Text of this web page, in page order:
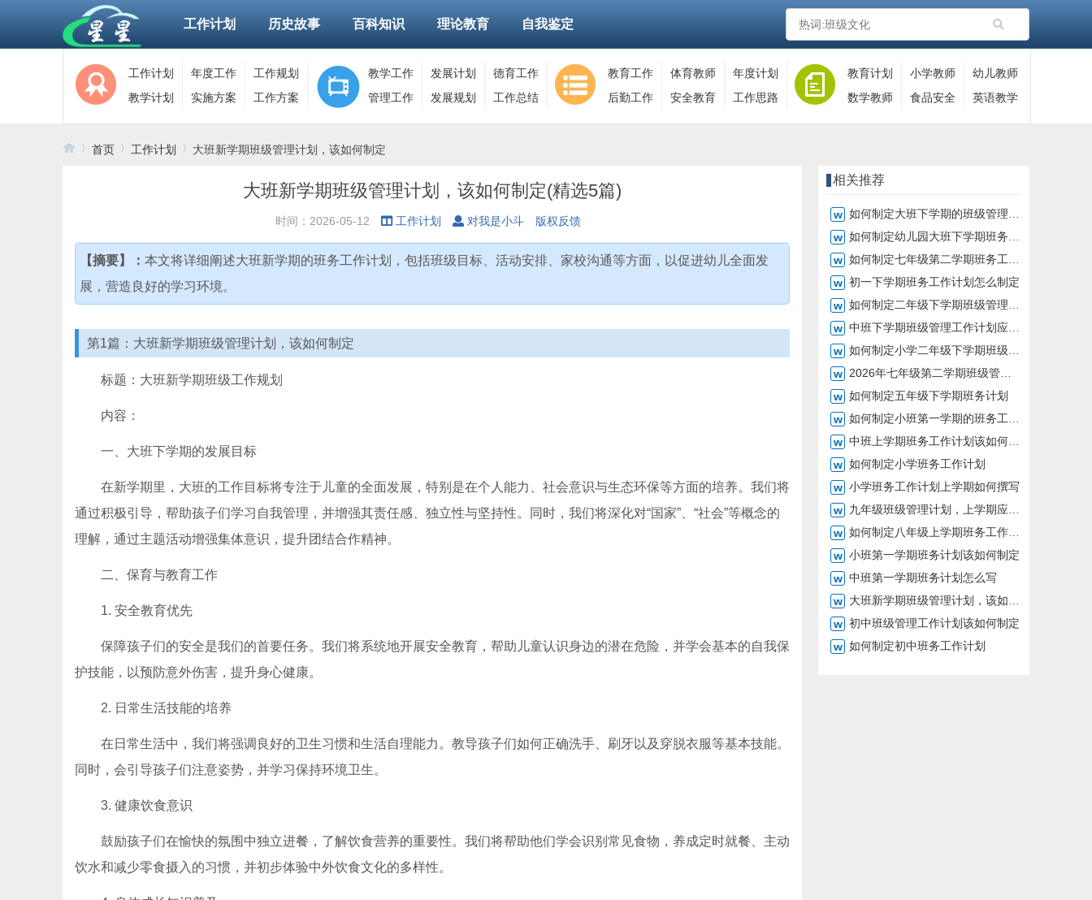
工作计划 历史故事 百科知识 理论教育 自我鉴定
工作计划 年度工作
工作规划
教学计划
实施方案 工作方案
教学工作 发展计划
德育工作
管理工作
发展规划 工作总结
教育工作 体育教师
年度计划
后勤工作
安全教育 工作思路
教育计划 小学教师
幼儿教师
数学教师
食品安全 英语教学
首页 工作计划 大班新学期班级管理计划，该如何制定
大班新学期班级管理计划，该如何制定(精选5篇)
时间：2026-05-12 工作计划 对我是小斗 版权反馈
【摘要】： 本文将详细阐述大班新学期的班务工作计划，包括班级目标、活动安排、家校沟通等方面，以促进幼儿全面发
展，营造良好的学习环境。
第1篇：大班新学期班级管理计划，该如何制定
标题：大班新学期班级工作规划
内容：
一、大班下学期的发展目标
在新学期里，大班的工作目标将专注于儿童的全面发展，特别是在个人能力、社会意识与生态环保等方面的培养。我们将
通过积极引导，帮助孩子们学习自我管理，并增强其责任感、独立性与坚持性。同时，我们将深化对“国家”、“社会”等概念的
理解，通过主题活动增强集体意识，提升团结合作精神。
二、保育与教育工作
1. 安全教育优先
保障孩子们的安全是我们的首要任务。我们将系统地开展安全教育，帮助儿童认识身边的潜在危险，并学会基本的自我保
护技能，以预防意外伤害，提升身心健康。
2. 日常生活技能的培养
在日常生活中，我们将强调良好的卫生习惯和生活自理能力。教导孩子们如何正确洗手、刷牙以及穿脱衣服等基本技能。
同时，会引导孩子们注意姿势，并学习保持环境卫生。
3. 健康饮食意识
鼓励孩子们在愉快的氛围中独立进餐，了解饮食营养的重要性。我们将帮助他们学会识别常见食物，养成定时就餐、主动
饮水和减少零食摄入的习惯，并初步体验中外饮食文化的多样性。
相关推荐
如何制定大班下学期的班级管理计划
如何制定幼儿园大班下学期班务计划
如何制定七年级第二学期班务工作计划
初一下学期班务工作计划怎么制定
如何制定二年级下学期班级管理计划
中班下学期班级管理工作计划应该怎么制定
如何制定小学二年级下学期班级工作计划
2026年七年级第二学期班级管理工作方案你准备好了吗
如何制定五年级下学期班务计划
如何制定小班第一学期的班务工作计划
中班上学期班务工作计划该如何制定
如何制定小学班务工作计划
小学班务工作计划上学期如何撰写
九年级班级管理计划，上学期应该如何制定
如何制定八年级上学期班务工作计划
小班第一学期班务计划该如何制定
中班第一学期班务计划怎么写
大班新学期班级管理计划，该如何制定
初中班级管理工作计划该如何制定
如何制定初中班务工作计划